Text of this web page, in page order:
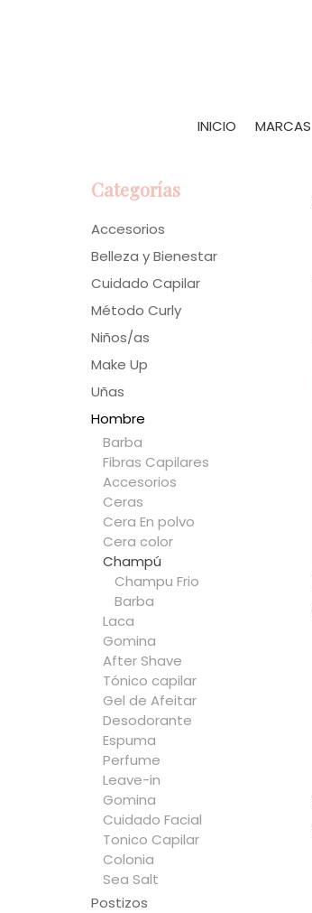
INICIO MARCAS
Categorías
Accesorios
Belleza y Bienestar
Cuidado Capilar
Método Curly
Niños/as
Make Up
Uñas
Hombre
Barba
Fibras Capilares
Accesorios
Ceras
Cera En polvo
Cera color
Champú
Champu Frio
Barba
Laca
Gomina
After Shave
Tónico capilar
Gel de Afeitar
Desodorante
Espuma
Perfume
Leave-in
Gomina
Cuidado Facial
Tonico Capilar
Colonia
Sea Salt
Postizos